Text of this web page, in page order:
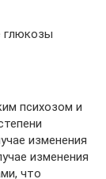
глюкозы
психозом и
изменения
изменения
что